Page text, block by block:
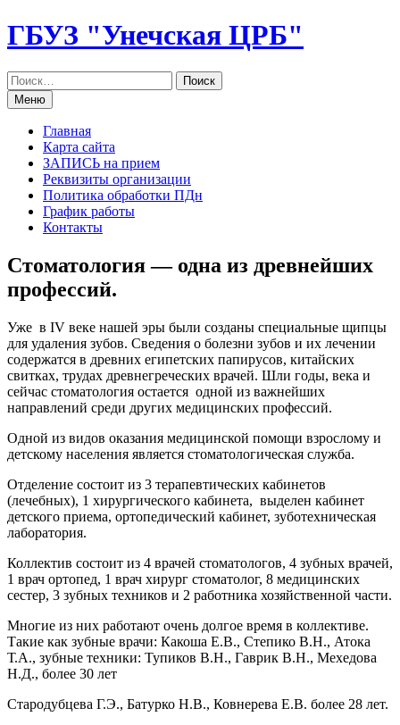
Перейти
к
ГБУЗ "Унечская ЦРБ"
Меню
Главная
Карта сайта
ЗАПИСЬ на прием
Реквизиты организации
Политика обработки ПДн
График работы
Контакты
Стоматология — одна из древнейших
профессий.
Уже в IV веке нашей эры были созданы специальные щипцы
для удаления зубов. Сведения о болезни зубов и их лечении
содержатся в древних египетских папирусов, китайских
свитках, трудах древнегреческих врачей. Шли годы, века и
сейчас стоматология остается одной из важнейших
направлений среди других медицинских профессий.
Одной из видов оказания медицинской помощи взрослому и
детскому населения является стоматологическая служба.
Отделение состоит из 3 терапевтических кабинетов
(лечебных), 1 хирургического кабинета, выделен кабинет
детского приема, ортопедический кабинет, зуботехническая
лаборатория.
Коллектив состоит из 4 врачей стоматологов, 4 зубных врачей,
1 врач ортопед, 1 врач хирург стоматолог, 8 медицинских
сестер, 3 зубных техников и 2 работника хозяйственной части.
Многие из них работают очень долгое время в коллективе.
Такие как зубные врачи: Какоша Е.В., Степико В.Н., Атока
Т.А., зубные техники: Тупиков В.Н., Гаврик В.Н., Мехедова
Н.Д., более 30 лет
Стародубцева Г.Э., Батурко Н.В., Ковнерева Е.В. более 28 лет.